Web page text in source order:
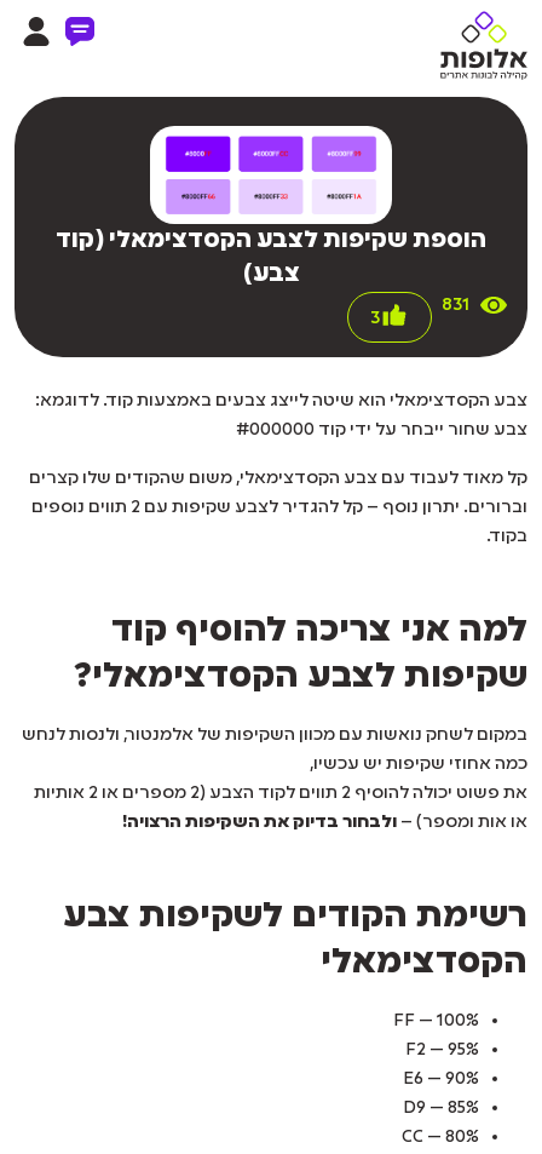
הוספת שקיפות לצבע הקסדצימאלי (קוד
צבע)
831
3
צבע הקסדצימאלי הוא שיטה לייצג צבעים באמצעות קוד. לדוגמא:
צבע שחור ייבחר על ידי קוד #000000
קל מאוד לעבוד עם צבע הקסדצימאלי, משום שהקודים שלו קצרים
וברורים. יתרון נוסף – קל להגדיר לצבע שקיפות עם 2 תווים נוספים
בקוד.
למה אני צריכה להוסיף קוד
שקיפות לצבע הקסדצימאלי?
במקום לשחק נואשות עם מכוון השקיפות של אלמנטור, ולנסות לנחש
כמה אחוזי שקיפות יש עכשיו,
את פשוט יכולה להוסיף 2 תווים לקוד הצבע (2 מספרים או 2 אותיות
או אות ומספר) – ולבחור בדיוק את השקיפות הרצויה!
רשימת הקודים לשקיפות צבע
הקסדצימאלי
100% — FF
95% — F2
90% — E6
85% — D9
80% — CC